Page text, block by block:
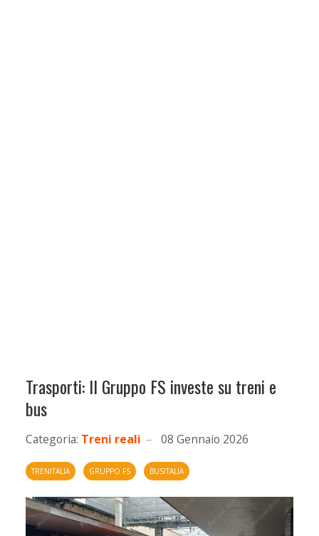
Trasporti: Il Gruppo FS investe su treni e
bus
Categoria: Treni reali 08 Gennaio 2026
TRENITALIA GRUPPO FS BUSITALIA